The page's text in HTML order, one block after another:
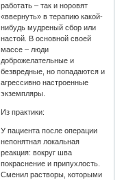
работать – так и норовят
«ввернуть» в терапию какой-
нибудь мудреный сбор или
настой. В основной своей
массе – люди
доброжелательные и
безвредные, но попадаются и
агрессивно настроенные
экземпляры.
Из практики:
У пациента после операции
непонятная локальная
реакция: вокруг шва
покраснение и припухлость.
Сменил растворы, которыми